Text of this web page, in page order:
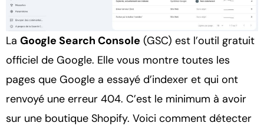
La Google Search Console (GSC) est l’outil gratuit
officiel de Google. Elle vous montre toutes les
pages que Google a essayé d’indexer et qui ont
renvoyé une erreur 404. C’est le minimum à avoir
sur une boutique Shopify. Voici comment détecter